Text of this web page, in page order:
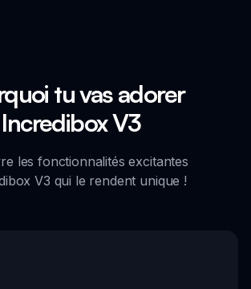
tu vas adorer
Incredibox V3
les fonctionnalités excitantes
V3 qui le rendent unique !